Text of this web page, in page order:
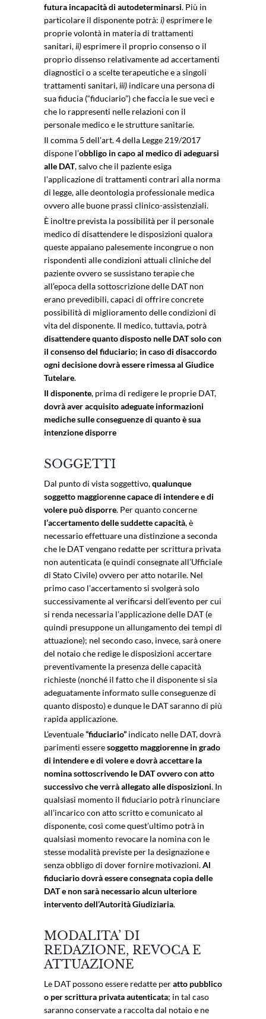
futura incapacità di autodeterminarsi. Più in
particolare il disponente potrà: i)esprimere le
proprie volontà in materia di trattamenti
sanitari,ii)esprimere il proprio consenso o il
proprio dissenso relativamente ad accertamenti
diagnostici o a scelte terapeutiche e a singoli
trattamenti sanitari,iii) indicare una persona di
sua fiducia (“fiduciario”) che faccia le sue veci e
che lo rappresenti nelle relazioni con il
personale medico e le strutture sanitarie.
Il comma 5 dell’art. 4 della Legge 219/2017
dispone l’obbligo in capo al medico di adeguarsi
alle DAT, salvo che il paziente esiga
l’applicazione di trattamenti contrari alla norma
di legge, alle deontologia professionale medica
ovvero alle buone prassi clinico-assistenziali.
È inoltre prevista la possibilità per il personale
medico di disattendere le disposizioni qualora
queste appaiano palesemente incongrue o non
rispondenti alle condizioni attuali cliniche del
paziente ovvero se sussistano terapie che
all’epoca della sottoscrizione delle DAT non
erano prevedibili, capaci di offrire concrete
possibilità di miglioramento delle condizioni di
vita del disponente. Il medico, tuttavia, potrà
disattendere quanto disposto nelle DAT solo con
il consenso del fiduciario; in caso di disaccordo
ogni decisione dovrà essere rimessa al Giudice
Tutelare.
Il disponente, prima di redigere le proprie DAT,
dovrà aver acquisito adeguate informazioni
mediche sulle conseguenze di quanto è sua
intenzione disporre
SOGGETTI
Dal punto di vista soggettivo,qualunque
soggetto maggiorenne capace di intendere e di
volere può disporre. Per quanto concerne
l’accertamento delle suddette capacità, è
necessario effettuare una distinzione a seconda
che le DAT vengano redatte per scrittura privata
non autenticata (e quindi consegnate all’Ufficiale
di Stato Civile) ovvero per atto notarile. Nel
primo caso l’accertamento si svolgerà solo
successivamente al verificarsi dell’evento per cui
si renda necessaria l’applicazione delle DAT (e
quindi presuppone un allungamento dei tempi di
attuazione); nel secondo caso, invece, sarà onere
del notaio che redige le disposizioni accertare
preventivamente la presenza delle capacità
richieste (nonché il fatto che il disponente si sia
adeguatamente informato sulle conseguenze di
quanto disposto) e dunque le DAT saranno di più
rapida applicazione.
L’eventuale“fiduciario” indicato nelle DAT, dovrà
parimenti esseresoggetto maggiorenne in grado
di intendere e di volere e dovrà accettare la
nomina sottoscrivendo le DAT ovvero con atto
successivo che verrà allegato alle disposizioni. In
qualsiasi momento il fiduciario potrà rinunciare
all’incarico con atto scritto e comunicato al
disponente, così come quest’ultimo potrà in
qualsiasi momento revocare la nomina con le
stesse modalità previste per la designazione e
senza obbligo di dover fornire motivazioni.Al
fiduciario dovrà essere consegnata copia delle
DAT e non sarà necessario alcun ulteriore
intervento dell’Autorità Giudiziaria.
MODALITA’ DI
REDAZIONE, REVOCA E
ATTUAZIONE
Le DAT possono essere redatte peratto pubblico
o per scrittura privata autenticata; in tal caso
saranno conservate a raccolta dal notaio e ne